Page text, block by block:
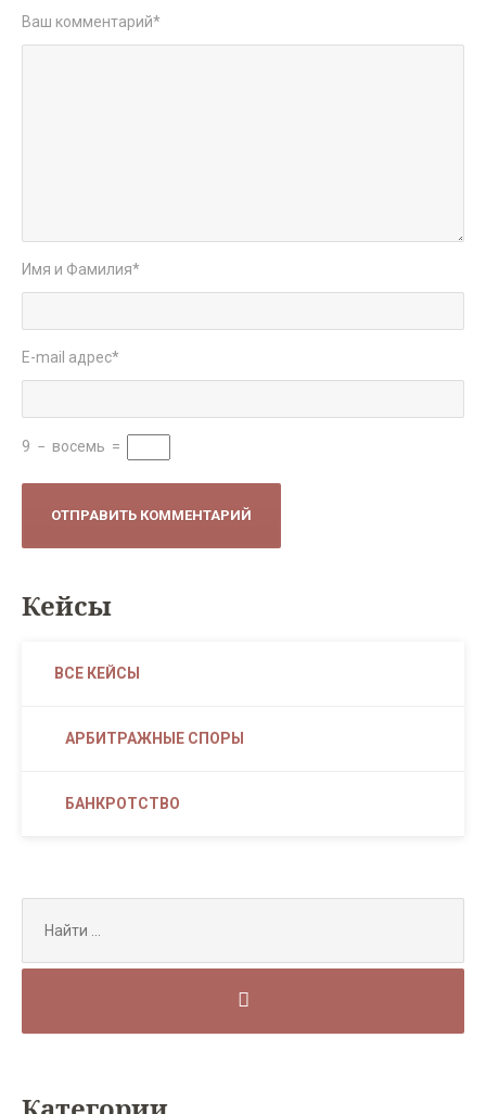
Ваш комментарий*
Имя и Фамилия*
E-mail адрес*
9 − восемь =
Кейсы
ВСЕ КЕЙСЫ
АРБИТРАЖНЫЕ СПОРЫ
БАНКРОТСТВО